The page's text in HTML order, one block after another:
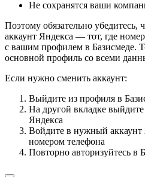
Не сохранятся ваши
Поэтому обязательно
аккаунт Яндекса — тот, где
с вашим профилем в Базисмеде.
основной профиль со всеми
Если нужно сменить аккаунт:
Выйдите из профиля в
На другой вкладке выйдите
Яндекса
Войдите в нужный
номером телефона
Повторно авторизуйтесь в